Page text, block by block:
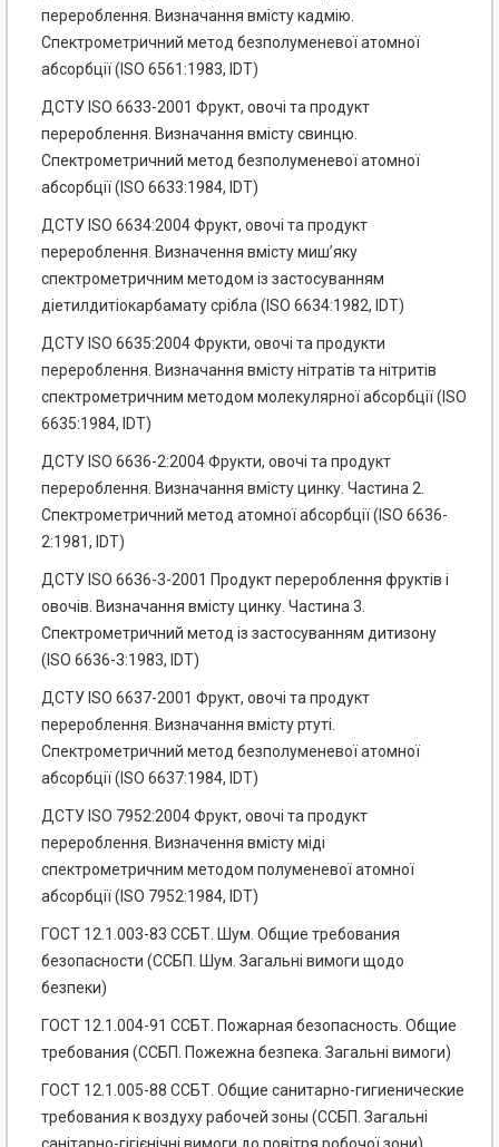
перероблення. Визначання вмісту кадмію.
Спектрометричний метод безполуменевої атомної
абсорбції (ISO 6561:1983, IDT)
ДСТУ ISO 6633-2001 Фрукт, овочі та продукт
перероблення. Визначання вмісту свинцю.
Спектрометричний метод безполуменевої атомної
абсорбції (ISO 6633:1984, IDT)
ДСТУ ISO 6634:2004 Фрукт, овочі та продукт
перероблення. Визначення вмісту миш’яку
спектрометричним методом із застосуванням
діетилдитіокарбамату срібла (ISO 6634:1982, IDT)
ДСТУ ISO 6635:2004 Фрукти, овочі та продукти
перероблення. Визначання вмісту нітратів та нітритів
спектрометричним методом молекулярної абсорбції (ISO
6635:1984, IDT)
ДСТУ ISO 6636-2:2004 Фрукти, овочі та продукт
перероблення. Визначання вмісту цинку. Частина 2.
Спектрометричний метод атомної абсорбції (ISO 6636-
2:1981, IDT)
ДСТУ ISO 6636-3-2001 Продукт перероблення фруктів і
овочів. Визначання вмісту цинку. Частина 3.
Спектрометричний метод із застосуванням дитизону
(ISO 6636-3:1983, IDT)
ДСТУ ISO 6637-2001 Фрукт, овочі та продукт
перероблення. Визначання вмісту ртуті.
Спектрометричний метод безполуменевої атомної
абсорбції (ISO 6637:1984, IDT)
ДСТУ ISO 7952:2004 Фрукт, овочі та продукт
перероблення. Визначення вмісту міді
спектрометричним методом полуменевої атомної
абсорбції (ISO 7952:1984, IDT)
ГОСТ 12.1.003-83 ССБТ. Шум. Общие требования
безопасности (ССБП. Шум. Загальні вимоги щодо
безпеки)
ГОСТ 12.1.004-91 ССБТ. Пожарная безопасность. Общие
требования (ССБП. Пожежна безпека. Загальні вимоги)
ГОСТ 12.1.005-88 ССБТ. Общие санитарно-гигиенические
требования к воздуху рабочей зоны (ССБП. Загальні